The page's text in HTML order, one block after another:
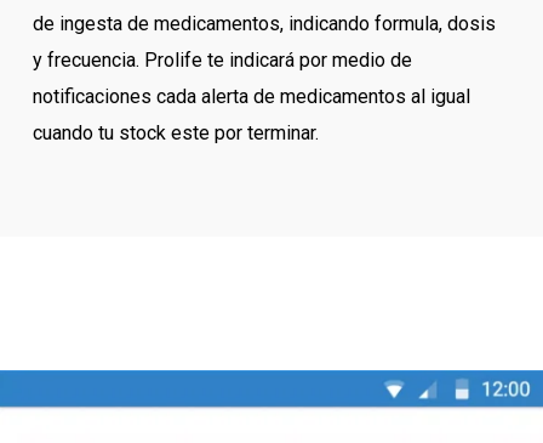
de ingesta de medicamentos, indicando formula, dosis
y frecuencia. Prolife te indicará por medio de
notificaciones cada alerta de medicamentos al igual
cuando tu stock este por terminar.